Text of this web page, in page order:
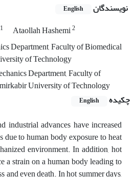
نویسندگان English
1 Ataollah Hashemi2
Department, Faculty of Biomedical
of Technology
Department, Faculty of
University of Technology
چکیده
English
industrial advances have increased
to human body exposure to heat
environment. In addition, hot
a strain on a human body leading to
and even death. In hot summer days,